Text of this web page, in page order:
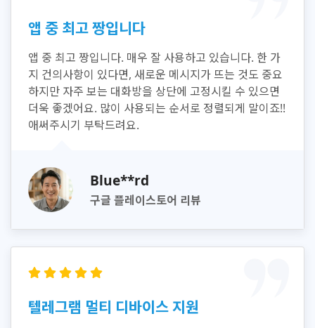
앱 중 최고 짱입니다
앱 중 최고 짱입니다. 매우 잘 사용하고 있습니다. 한 가
지 건의사항이 있다면, 새로운 메시지가 뜨는 것도 중요
하지만 자주 보는 대화방을 상단에 고정시킬 수 있으면
더욱 좋겠어요. 많이 사용되는 순서로 정렬되게 말이죠!!
애써주시기 부탁드려요.
Blue**rd
구글 플레이스토어 리뷰
텔레그램 멀티 디바이스 지원